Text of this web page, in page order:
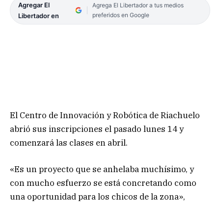
Agregar El
Libertador en
Agrega El Libertador a tus medios
preferidos en Google
El Centro de Innovación y Robótica de Riachuelo
abrió sus inscripciones el pasado lunes 14 y
comenzará las clases en abril.
«Es un proyecto que se anhelaba muchísimo, y
con mucho esfuerzo se está concretando como
una oportunidad para los chicos de la zona»,